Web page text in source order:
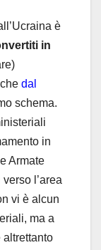
è
in
che dal
schema.
in
Armate
l’area
vi è alcun
ma a